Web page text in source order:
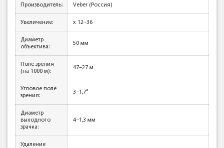
Производитель: Veber (Россия)
Увеличение: x 12–36
Диаметр
объектива:
50 мм
Поле зрения
(на 1000 м):
47–27 м
Угловое поле
зрения:
3–1,7°
Диаметр
выходного
зрачка:
4–1,3 мм
Удаление